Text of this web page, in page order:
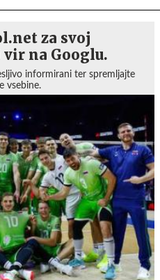
za svoj
na Googlu.
informirani ter spremljajte
vsebine.